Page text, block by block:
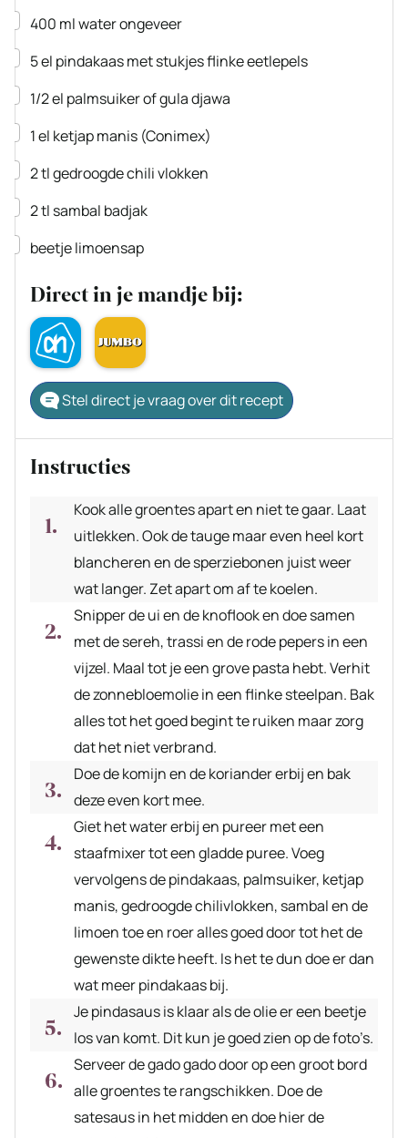
▢
400 mlwaterongeveer
▢
5el pindakaas met stukjesflinke eetlepels
▢
1/2el palmsuikerof gula djawa
▢
1el ketjap manis (Conimex)
▢
2tlgedroogde chili vlokken
▢
2tl sambal badjak
▢
beetje limoensap
Direct in je mandje bij:
Stel direct je vraag over dit recept
Instructies
Kook alle groentes apart en niet te gaar. Laat
uitlekken. Ook de tauge maar even heel kort
blancheren en de sperziebonen juist weer
wat langer. Zet apart om af te koelen.
Snipper de ui en de knoflook en doe samen
met de sereh, trassi en de rode pepers in een
vijzel. Maal tot je een grove pasta hebt. Verhit
de zonnebloemolie in een flinke steelpan. Bak
alles tot het goed begint te ruiken maar zorg
dat het niet verbrand.
Doe de komijn en de koriander erbij en bak
deze even kort mee.
Giet het water erbij en pureer met een
staafmixer tot een gladde puree. Voeg
vervolgens de pindakaas, palmsuiker, ketjap
manis, gedroogde chilivlokken, sambal en de
limoen toe en roer alles goed door tot het de
gewenste dikte heeft. Is het te dun doe er dan
wat meer pindakaas bij.
Je pindasaus is klaar als de olie er een beetje
los van komt. Dit kun je goed zien op de foto’s.
Serveer de gado gado door op een groot bord
alle groentes te rangschikken. Doe de
satesaus in het midden en doe hier de